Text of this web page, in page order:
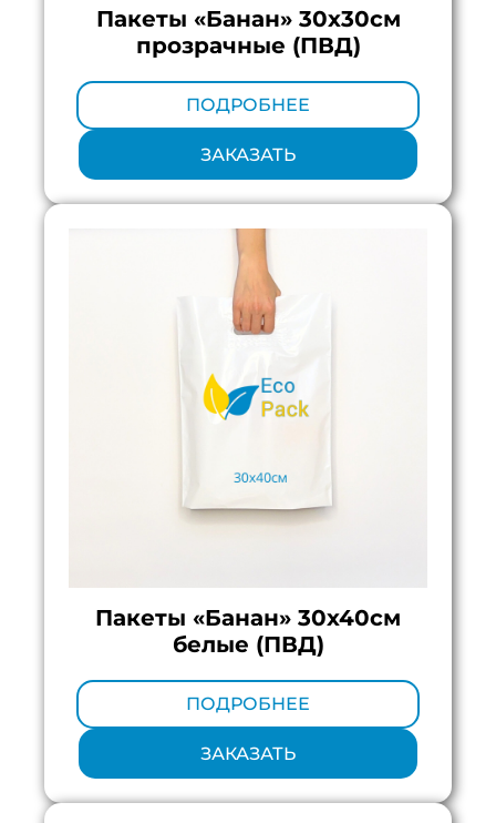
Пакеты «Банан» 30х30см
прозрачные (ПВД)
ПОДРОБНЕЕ
ЗАКАЗАТЬ
Пакеты «Банан» 30х40см
белые (ПВД)
ПОДРОБНЕЕ
ЗАКАЗАТЬ